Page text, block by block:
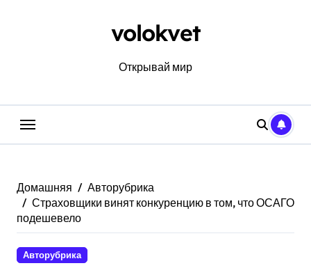
volokvet
Открывай мир
Домашняя
Авторубрика
Страховщики винят конкуренцию в том, что ОСАГО
подешевело
Авторубрика